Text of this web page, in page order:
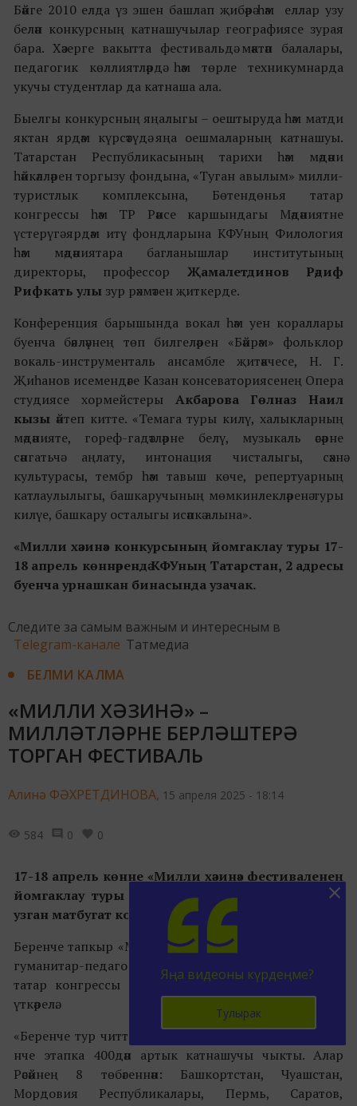
Бәйге 2010 елда үз эшен башлап җибәрә һәм еллар узу
белән конкурсның катнашучылар географиясе зурая
бара. Хәзерге вакытта фестивальдә мәктәп балалары,
педагогик көллиятләрдә һәм төрле техникумнарда
укучы студентлар да катнаша ала.
Быелгы конкурсның яңалыгы – оештыруда һәм матди
яктан ярдәм күрсәтүдә яңа оешмаларның катнашуы.
Татарстан Республикасының тарихи һәм мәдәни
һәйкәлләрен торгызу фондына, «Туган авылым» милли-
туристлык комплексына, Бөтендөнья татар
конгрессы һәм ТР Рәисе каршындагы Мәдәниятне
үстерүгә ярдәм итү фондларына КФУның Филология
һәм мәдәниятара багланышлар институтының
директоры, профессор Җамалетдинов
Рәдиф
Рифкать улы зур рәхмәтен җиткерде.
Конференция барышында вокал һәм уен кораллары
буенча бәяләүнең төп билгеләрен «Бәйрәм» фольклор
вокаль-инструменталь ансамбле җитәкчесе, Н. Г.
Җиһанов исемендәге Казан консеваториясенең Опера
студиясе хормейстеры Акбарова Гөлназ Наил
кызы әйтеп китте. «Темага туры килү, халыкларның
мәдәнияте, гореф-гадәтләрне белү, музыкаль әсәрне
сәнгатьчә аңлату, интонация чисталыгы, сәхнә
культурасы, тембр һәм тавыш көче, репертуарның
катлаулылыгы, башкаручының мөмкинлекләренә туры
килүе, башкару осталыгы исәпкә алына».
«Милли хәзинә» конкурсының йомгаклау туры 17-
18 апрель көннәрендә КФУның Татарстан, 2 адресы
буенча урнашкан бинасында узачак.
Следите за самым важным и интересным в
Telegram-канале Татмедиа
БЕЛМИ КАЛМА
«МИЛЛИ ХӘЗИНӘ» –
МИЛЛӘТЛӘРНЕ БЕРЛӘШТЕРӘ
ТОРГАН ФЕСТИВАЛЬ
Алинә ФӘХРЕТДИНОВА, 15 апреля 2025 - 18:14
584 0 0
17-18 апрель көнне «Милли хәзинә» фестиваленең
йомгаклау туры узачак. Бу хакта «Татмедиа»да
узган матбугат конференциясендә сөйләделәр.
Беренче тапкыр «Милли хәзинә» 2010 елда Татар дәүләт
гуманитар-педагогика университеты һәм Бөтендөнья
татар конгрессы Башкарма комитеты тарафыннан
үткәрелә.
«Беренче тур читтән торып оештырылды һәм аннан 2
нче этапка 400дән артык катнашучы чыкты. Алар
Рәсәйнең 8 төбәгеннән: Башкортстан, Чуашстан,
Мордовия Республикалары, Пермь, Саратов,
Яңа видеоны күрдеңме?
Тулырак